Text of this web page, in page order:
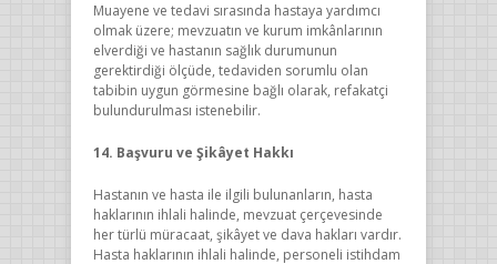
Muayene ve tedavi sırasında hastaya yardımcı
olmak üzere; mevzuatın ve kurum imkânlarının
elverdiği ve hastanın sağlık durumunun
gerektirdiği ölçüde, tedaviden sorumlu olan
tabibin uygun görmesine bağlı olarak, refakatçi
bulundurulması istenebilir.
14. Başvuru ve Şikâyet Hakkı
Hastanın ve hasta ile ilgili bulunanların, hasta
haklarının ihlali halinde, mevzuat çerçevesinde
her türlü müracaat, şikâyet ve dava hakları vardır.
Hasta haklarının ihlali halinde, personeli istihdam